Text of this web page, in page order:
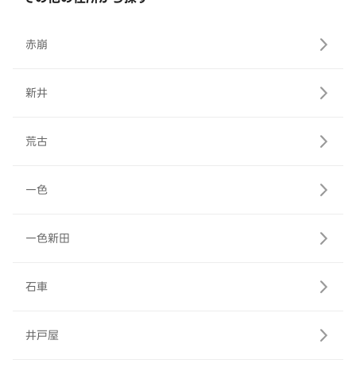
赤崩
新井
荒古
一色
一色新田
石車
井戸屋